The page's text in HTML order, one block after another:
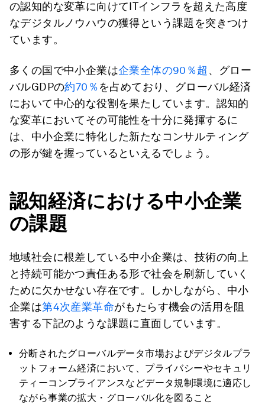
の認知的な変革に向けてITインフラを超えた高度
なデジタルノウハウの獲得という課題を突きつけ
ています。
多くの国で中小企業は企業全体の90％超 、グロー
バルGDPの約70％を占めており、グローバル経済
において中心的な役割を果たしています。認知的
な変革においてその可能性を十分に発揮するに
は、中小企業に特化した新たなコンサルティング
の形が鍵を握っているといえるでしょう。
認知経済における中小企業
の課題
地域社会に根差している中小企業は、技術の向上
と持続可能かつ責任ある形で社会を刷新していく
ために欠かせない存在です。しかしながら、中小
企業は第4次産業革命がもたらす機会の活用を阻
害する下記のような課題に直面しています。
分断されたグローバルデータ市場およびデジタルプラ
ットフォーム経済において、プライバシーやセキュリ
ティーコンプライアンスなどデータ規制環境に適応し
ながら事業の拡大・グローバル化を図ること